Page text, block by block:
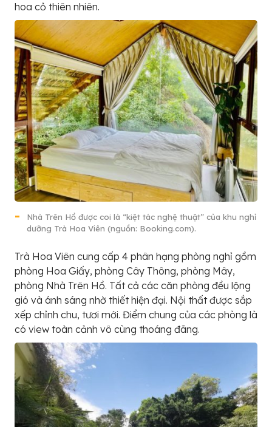
hoa cỏ thiên nhiên.
Nhà Trên Hồ được coi là “kiệt tác nghệ thuật” của khu nghỉ
dưỡng Trà Hoa Viên (nguồn: Booking.com).
Trà Hoa Viên cung cấp 4 phân hạng phòng nghỉ gồm
phòng Hoa Giấy, phòng Cây Thông, phòng Mây,
phòng Nhà Trên Hồ. Tất cả các căn phòng đều lộng
gió và ánh sáng nhờ thiết hiện đại. Nội thất được sắp
xếp chỉnh chu, tươi mới. Điểm chung của các phòng là
có view toàn cảnh vô cùng thoáng đãng.